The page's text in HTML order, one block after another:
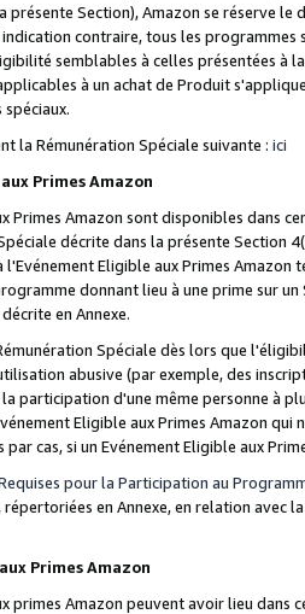
présente Section), Amazon se réserve
contraire, tous les
semblables à celles présentées à
à un achat de Produit
la Rémunération Spéciale suivante : ici
Primes Amazon
Primes Amazon sont disponibles dans
décrite dans la présente Section
Eligible aux Primes Amazon
donnant lieu à une prime sur
en Annexe.
Spéciale dès lors que
abusive (par exemple, des
participation d'une même personne à
Eligible aux Primes Amazon qui
par cas, si un Evénement Eligible aux
pour la Participation au
en Annexe, en relation avec
Primes Amazon
primes Amazon peuvent avoir lieu dans